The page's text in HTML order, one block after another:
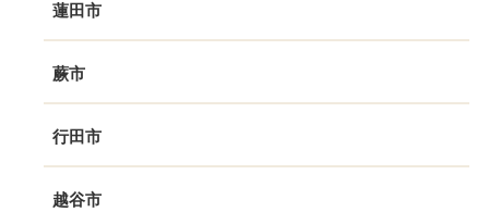
蓮田市
蕨市
行田市
越谷市